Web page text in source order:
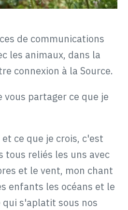
de communications
les animaux, dans la
connexion à la Source.
vous partager ce que je
ce que je crois, c'est
tous reliés les uns avec
et le vent, mon chant
enfants les océans et le
s'aplatit sous nos